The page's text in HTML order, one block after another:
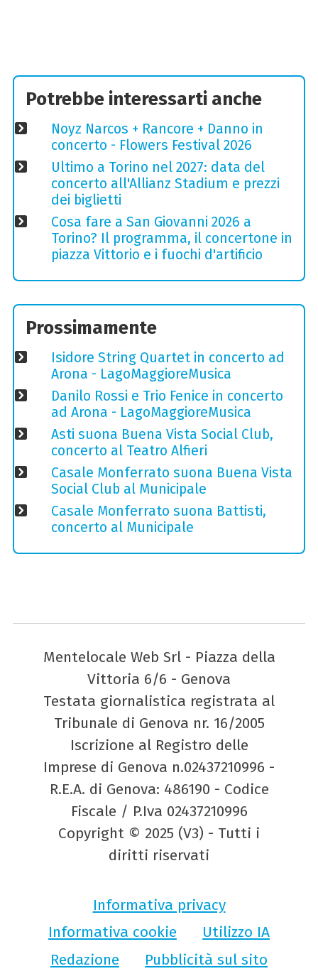
Potrebbe interessarti anche
Noyz Narcos + Rancore + Danno in
concerto - Flowers Festival 2026
Ultimo a Torino nel 2027: data del
concerto all'Allianz Stadium e prezzi
dei biglietti
Cosa fare a San Giovanni 2026 a
Torino? Il programma, il concertone in
piazza Vittorio e i fuochi d'artificio
Prossimamente
Isidore String Quartet in concerto ad
Arona - LagoMaggioreMusica
Danilo Rossi e Trio Fenice in concerto
ad Arona - LagoMaggioreMusica
Asti suona Buena Vista Social Club,
concerto al Teatro Alfieri
Casale Monferrato suona Buena Vista
Social Club al Municipale
Casale Monferrato suona Battisti,
concerto al Municipale
Mentelocale Web Srl - Piazza della
Vittoria 6/6 - Genova
Testata giornalistica registrata al
Tribunale di Genova nr. 16/2005
Iscrizione al Registro delle
Imprese di Genova n.02437210996 -
R.E.A. di Genova: 486190 - Codice
Fiscale / P.Iva 02437210996
Copyright © 2025 (V3) - Tutti i
diritti riservati
Informativa privacy
Informativa cookie
Utilizzo IA
Redazione
Pubblicità sul sito